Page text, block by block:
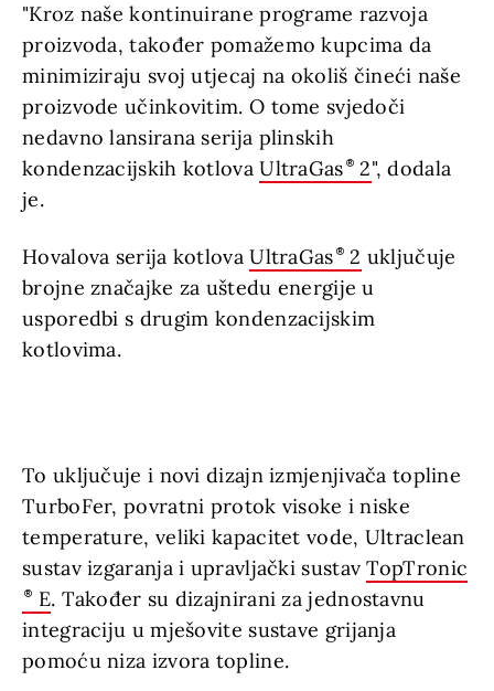
"Kroz naše kontinuirane programe razvoja
proizvoda, također pomažemo kupcima da
minimiziraju svoj utjecaj na okoliš čineći naše
proizvode učinkovitim. O tome svjedoči
nedavno lansirana serija plinskih
kondenzacijskih kotlovaUltraGas 2", dodala
je.
Hovalova serija kotlovaUltraGas 2 uključuje
brojne značajke za uštedu energije u
usporedbi s drugim kondenzacijskim
kotlovima.
To uključuje i novi dizajn izmjenjivača topline
TurboFer, povratni protok visoke i niske
temperature, veliki kapacitet vode, Ultraclean
sustav izgaranja i upravljački sustavTopTronic
E. Također su dizajnirani za jednostavnu
integraciju u mješovite sustave grijanja
pomoću niza izvora topline.